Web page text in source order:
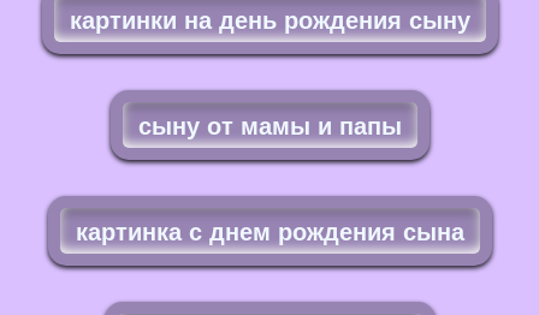
картинки на день рождения сыну
сыну от мамы и папы
картинка с днем рождения сына